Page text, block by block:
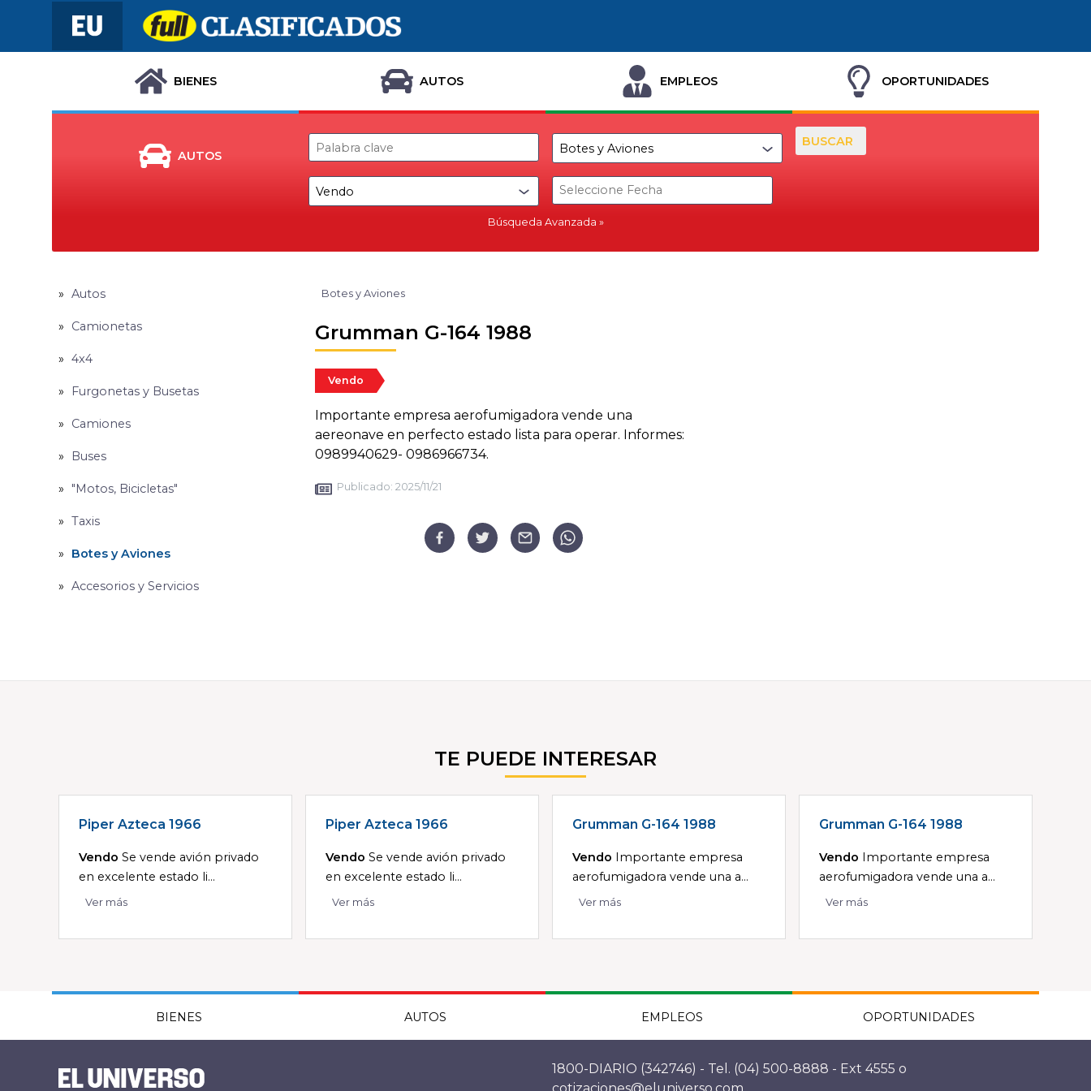
BIENES AUTOS EMPLEOS OPORTUNIDADES
AUTOS
Búsqueda Avanzada
BUSCAR
Autos
Camionetas
4x4
Furgonetas y Busetas
Camiones
Buses
"Motos, Bicicletas"
Taxis
Botes y Aviones
Accesorios y Servicios
Botes y Aviones
Grumman G-164 1988
Vendo
Importante empresa aerofumigadora vende una
aereonave en perfecto estado lista para operar. Informes:
0989940629- 0986966734.
Publicado: 2025/11/21
TE PUEDE INTERESAR
Piper Azteca 1966
Vendo Se vende avión privado
en excelente estado li...
Ver más
Piper Azteca 1966
Vendo Se vende avión privado
en excelente estado li...
Ver más
Grumman G-164 1988
Vendo Importante empresa
aerofumigadora vende una a...
Ver más
Grumman G-164 1988
Vendo Importante empresa
aerofumigadora vende una a...
Ver más
BIENES AUTOS EMPLEOS OPORTUNIDADES
1800-DIARIO (342746) - Tel. (04) 500-8888 - Ext 4555 o
cotizaciones@eluniverso.com